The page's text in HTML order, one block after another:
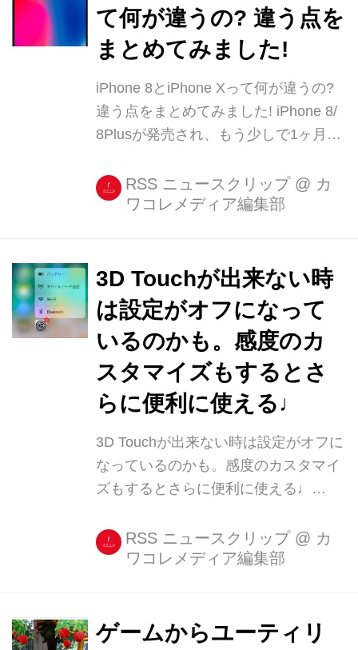
て何が違うの? 違う点を
まとめてみました!
iPhone 8とiPhone Xって何が違うの?
違う点をまとめてみました! iPhone 8/
8Plusが発売され、もう少しで1ヶ月が
の発売まであとわずか! しかしiPhone
8とiPhone Xってどこがどう違うの
RSS ニュースクリップ @ カ
ワコレメディア編集部
3D Touchが出来ない時
は設定がオフになって
いるのかも。感度のカ
スタマイズもするとさ
らに便利に使える♩
3D Touchが出来ない時は設定がオフに
なっているのかも。感度のカスタマイ
ズもするとさらに便利に使える♩
「3D Touch」は使っていますか?
iPhoneの画面を押し込むようにして強
LINEアプリのトー [...]
RSS ニュースクリップ @ カ
ワコレメディア編集部
ゲームからユーティリ